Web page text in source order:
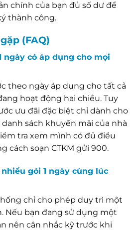
chính của bạn đủ số dư để
thành công.
(FAQ)
ngày có áp dụng cho mọi
theo ngày áp dụng cho tất cả
hoạt động hai chiều. Tuy
ưu đãi đặc biệt chỉ dành cho
sách khuyến mãi của nhà
tra xem mình có đủ điều
cách soạn CTKM gửi 900.
gói 1 ngày cùng lúc
chỉ cho phép duy trì một
Nếu bạn đang sử dụng một
nên cân nhắc kỹ trước khi